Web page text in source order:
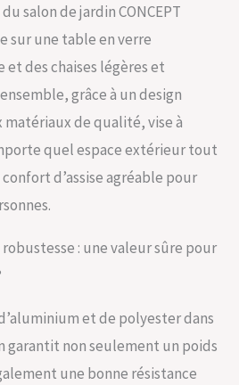
TABLE EN
ALUMINIUM ET
VERRE POLI – UN
DESIGN HAUT DE
GAMME Avec son
plateau en verre
poli et sa structure
en aluminium, la
table RIMINI allie
modernité,
terrasse ou jardin.
POSITIONS –
CONFORT
PERSONNALISÉ
Réglez chaque
salon de jardin CONCEPT
sur une table en verre
et des chaises légères et
grâce à un design
matériaux de qualité, vise à
quel espace extérieur tout
d’assise agréable pour
: une valeur sûre pour
et de polyester dans
garantit non seulement un poids
une bonne résistance